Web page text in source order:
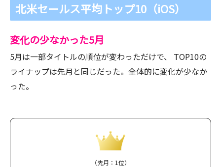
北米セールス平均トップ10（iOS）
変化の少なかった5月
5月は一部タイトルの順位が変わっただけで、 TOP10の
ライナップは先月と同じだった。全体的に変化が少なか
った。
（先月：1位）